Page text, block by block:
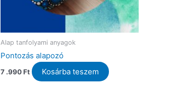
Alap tanfolyami anyagok
Pontozás alapozó
7 .990Ft Kosárba teszem